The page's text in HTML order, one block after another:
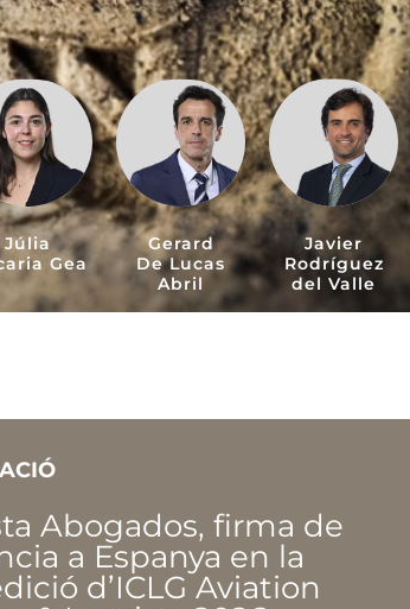
Júlia
Gea
Gerard
De Lucas
Abril
Javier
Rodríguez
del Valle
Abogados, firma de
a Espanya en la
d’ICLG Aviation